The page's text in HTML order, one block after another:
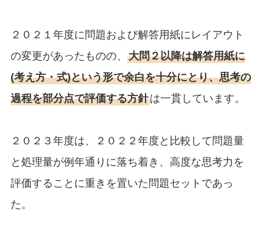
２０２１年度に問題および解答用紙にレイアウト
の変更があったものの、 大問２以降は解答用紙に
(考え方・式)という形で余白を十分にとり、思考の
過程を部分点で評価する方針は一貫しています。
２０２３年度は、２０２２年度と比較して問題量
と処理量が例年通りに落ち着き、高度な思考力を
評価することに重きを置いた問題セットであっ
た。